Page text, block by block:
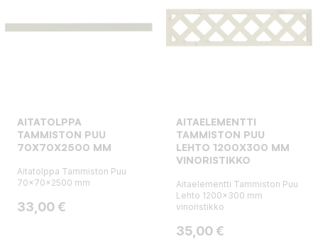
AITATOLPPA
TAMMISTON PUU
70X70X2500 MM
Aitatolppa Tammiston Puu
70x70x2500 mm
Hinta
33,00 €
AITAELEMENTTI
TAMMISTON PUU
LEHTO 1200X300 MM
VINORISTIKKO
Aitaelementti Tammiston Puu
Lehto 1200x300 mm
vinoristikko
Hinta
35,00 €